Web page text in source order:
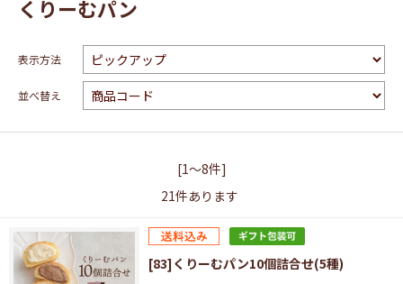
くりーむパン
表示方法
並べ替え
[1～8件]
21件あります
[83]くりーむパン10個詰合せ(5種)